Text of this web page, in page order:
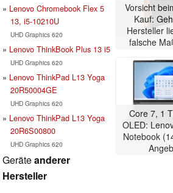
Lenovo Chromebook Flex 5
13, i5-10210U
UHD Graphics 620
Lenovo ThinkBook Plus 13 i5
UHD Graphics 620
Lenovo ThinkPad L13 Yoga
20R50004GE
UHD Graphics 620
Lenovo ThinkPad L13 Yoga
20R6S00800
UHD Graphics 620
Geräteanderer
Hersteller
Vorsicht
Kauf:
Hersteller
falsche
Core 7, 1
OLED:
Notebook